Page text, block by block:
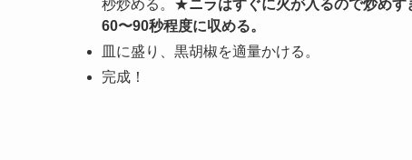
秒炒める。★ ニラはすぐに火が入るので炒め
60〜90秒程度に収める。
皿に盛り、黒胡椒を適量かける。
完成！